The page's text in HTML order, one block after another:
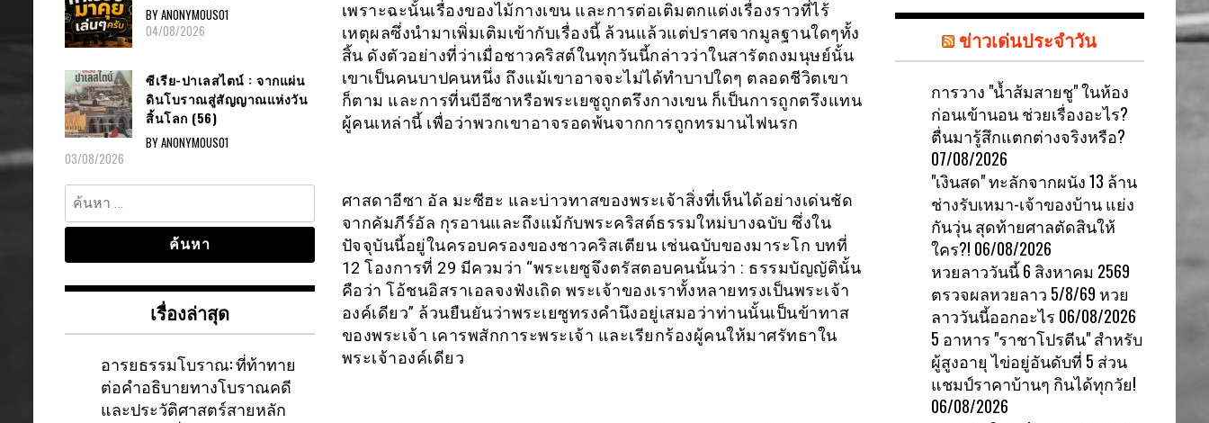
เพราะฉะนั้นเรื่องของไม้กางเขน และการต่อเติมตกแต่งเรื่องราวที่ไร้
เหตุผลซึ่งนำมาเพิ่มเติมเข้ากับเรื่องนี้ ล้วนแล้วแต่ปราศจากมูลฐานใดๆทั้ง
สิ้น ดังตัวอย่างที่ว่าเมื่อชาวคริสต์ในทุกวันนี้กล่าวว่าในสารัตถงมนุษย์นั้น
เขาเป็นคนบาปคนหนึ่ง ถึงแม้เขาอาจจะไม่ได้ทำบาปใดๆ ตลอดชีวิตเขา
ก็ตาม และการที่นบีอีซาหรือพระเยซูถูกตรึงกางเขน ก็เป็นการถูกตรึงแทน
ผู้คนเหล่านี้ เพื่อว่าพวกเขาอาจรอดพ้นจากการถูกทรมานไฟนรก
ศาสดาอีซา อัล มะซีฮะ และบ่าวทาสของพระเจ้าสิ่งที่เห็นได้อย่างเด่นชัด
จากคัมภีร์อัล กุรอานและถึงแม้กับพระคริสต์ธรรมใหม่บางฉบับ ซึ่งใน
ปัจจุบันนี้อยู่ในครอบครองของชาวคริสเตียน เช่นฉบับของมาระโก บทที่
12 โองการที่ 29 มีควมว่า “พระเยซูจึงตรัสตอบคนนั้นว่า : ธรรมบัญญัตินั้น
คือว่า โอ้ชนอิสราเอลจงฟังเถิด พระเจ้าของเราทั้งหลายทรงเป็นพระเจ้า
องค์เดียว” ล้วนยืนยันว่าพระเยซูทรงคำนึงอยู่เสมอว่าท่านนั้นเป็นข้าทาส
ของพระเจ้า เคารพสักการะพระเจ้า และเรียกร้องผู้คนให้มาศรัทธาใน
พระเจ้าองค์เดียว
BY ANONYMOUS01
04/08/2026
ซีเรีย-ปาเลสไตน์ : จากแผ่น
ดินโบราณสู่สัญญาณแห่งวัน
สิ้นโลก (56)
BY ANONYMOUS01
03/08/2026
ค้นหา
สำหรับ:
เรื่องล่าสุด
อารยธรรมโบราณ: ที่ท้าทาย
ต่อคำอธิบายทางโบราณคดี
และประวัติศาสตร์สายหลัก
ข่าวเด่นประจำวัน
การวาง "น้ำส้มสายชู" ในห้อง
ก่อนเข้านอน ช่วยเรื่องอะไร?
ตื่นมารู้สึกแตกต่างจริงหรือ?
07/08/2026
"เงินสด" ทะลักจากผนัง 13 ล้าน
ช่างรับเหมา-เจ้าของบ้าน แย่ง
กันวุ่น สุดท้ายศาลตัดสินให้
ใคร?! 06/08/2026
หวยลาววันนี้ 6 สิงหาคม 2569
ตรวจผลหวยลาว 5/8/69 หวย
ลาววันนี้ออกอะไร 06/08/2026
5 อาหาร "ราชาโปรตีน" สำหรับ
ผู้สูงอายุ ไข่อยู่อันดับที่ 5 ส่วน
แชมป์ราคาบ้านๆ กินได้ทุกวัย!
06/08/2026